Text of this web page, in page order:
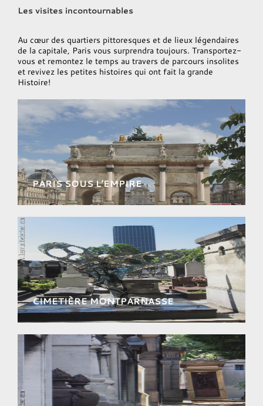
Les visites incontournables
Au cœur des quartiers pittoresques et de lieux légendaires
de la capitale, Paris vous surprendra toujours. Transportez-
vous et remontez le temps au travers de parcours insolites
et revivez les petites histoires qui ont fait la grande
Histoire!
PARIS SOUS L’EMPIRE
De Bonaparte à Napoléon : les
transformations architecturales et sociétales
pour les siècles à venir !
CIMETIÈRE MONTPARNASSE
Parcourez ce lieu riche d'anecdotes et de
chef-d'oeuvres.